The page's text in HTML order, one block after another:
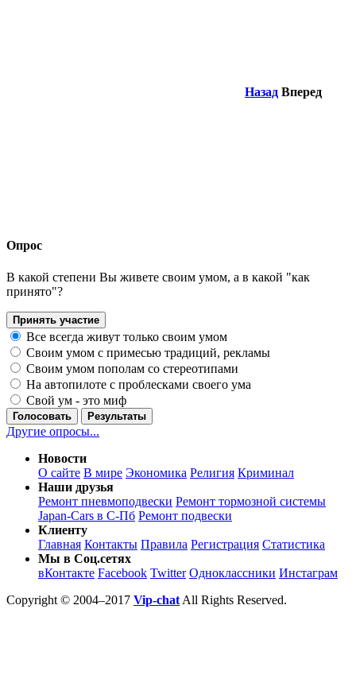
Назад Вперед
Опрос
В какой степени Вы живете своим умом, а в какой "как
принято"?
Принять участие
Все всегда живут только своим умом
Своим умом с примесью традиций, рекламы
Своим умом пополам со стереотипами
На автопилоте с проблесками своего ума
Свой ум - это миф
Голосовать Результаты
Другие опросы...
Новости
О сайте В мире Экономика Религия Криминал
Наши друзья
Ремонт пневмоподвески Ремонт тормозной системы
Japan-Cars в С-Пб Ремонт подвески
Клиенту
Главная Контакты Правила Регистрация Статистика
Мы в Соц.сетях
вКонтакте Facebook Twitter Одноклассники Инстаграм
Copyright © 2004–2017 Vip-chat All Rights Reserved.